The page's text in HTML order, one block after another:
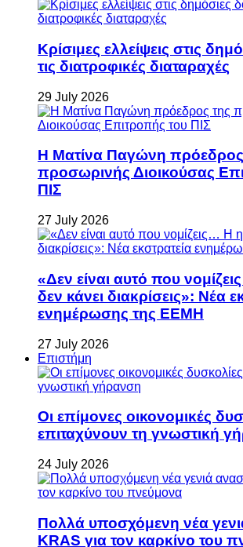
Κρίσιμες ελλείψεις στις
τις διατροφικές διαταραχές
29 July 2026
Η Ματίνα Παγώνη πρόεδρος
προσωρινής Διοικούσας
ΠΙΣ
27 July 2026
«Δεν είναι αυτό που
δεν κάνει διακρίσεις»: Νέα
ενημέρωσης της ΕΕΜΗ
27 July 2026
Επιστήμη
Οι επίμονες οικονομικές
επιταχύνουν τη γνωστική
24 July 2026
Πολλά υποσχόμενη νέα
KRAS για τον καρκίνο του